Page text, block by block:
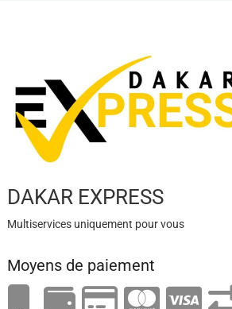
DAKAR EXPRESS
Multiservices uniquement pour vous
Moyens de paiement